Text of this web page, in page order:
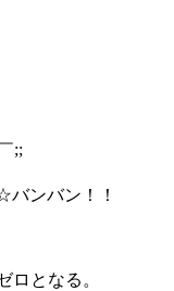
;;
ンバン！！
ロとなる。